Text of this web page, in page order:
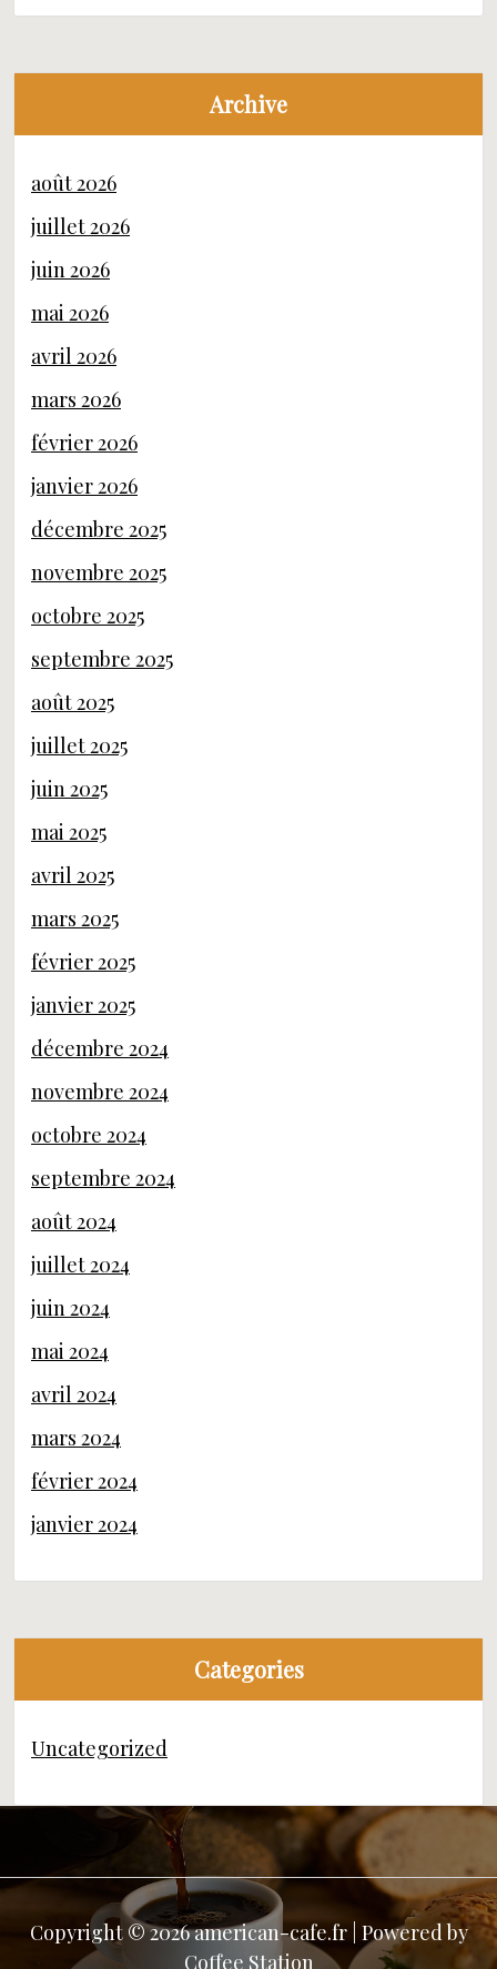
Archive
août 2026
juillet 2026
juin 2026
mai 2026
avril 2026
mars 2026
février 2026
janvier 2026
décembre 2025
novembre 2025
octobre 2025
septembre 2025
août 2025
juillet 2025
juin 2025
mai 2025
avril 2025
mars 2025
février 2025
janvier 2025
décembre 2024
novembre 2024
octobre 2024
septembre 2024
août 2024
juillet 2024
juin 2024
mai 2024
avril 2024
mars 2024
février 2024
janvier 2024
Categories
Uncategorized
Copyright © 2026 american-cafe.fr | Powered by
Coffee Station